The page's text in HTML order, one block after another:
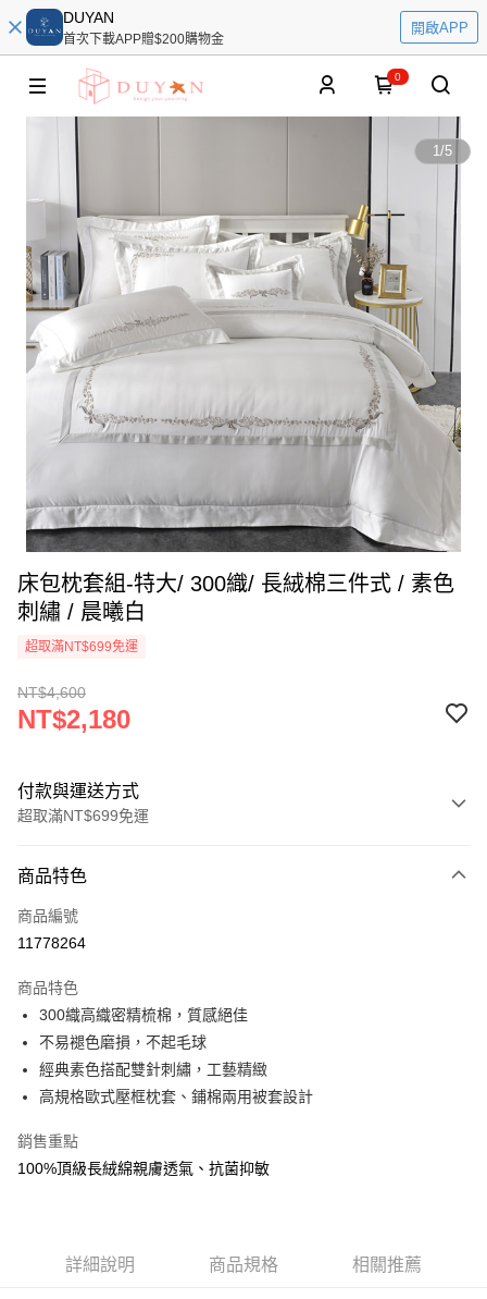
DUYAN
首次下載APP贈$200購物金
開啟APP
0
1/5
床包枕套組-特大/ 300織/ 長絨棉三件式 / 素色
刺繡 / 晨曦白
超取滿NT$699免運
NT$4,600
NT$2,180
付款與運送方式
超取滿NT$699免運
信用卡一次付款
信用卡分期付款
合作金庫商業銀行
華南商業銀行
上海商業儲蓄銀行
國泰世華商業銀行
兆豐國際商業銀行
臺灣中小企業銀行
台中商業銀行
聯邦商業銀行
元大商業銀行
永豐商業銀行
超商取貨付款
LINE Pay
Apple Pay
Google Pay
相關說明
商品特色
商品編號
11778264
商品特色
300織高織密精梳棉，質感絕佳
不易褪色磨損，不起毛球
經典素色搭配雙針刺繡，工藝精緻
高規格歐式壓框枕套、鋪棉兩用被套設計
銷售重點
100%頂級長絨綿親膚透氣、抗菌抑敏
詳細說明 商品規格 相關推薦